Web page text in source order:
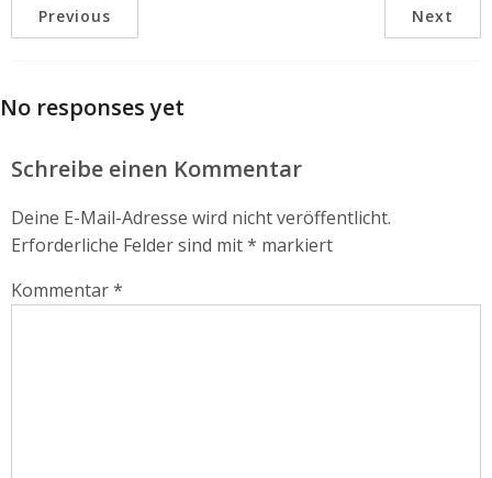
Previous Next
No responses yet
Schreibe einen Kommentar
Deine E-Mail-Adresse wird nicht veröffentlicht.
Erforderliche Felder sind mit* markiert
Kommentar*